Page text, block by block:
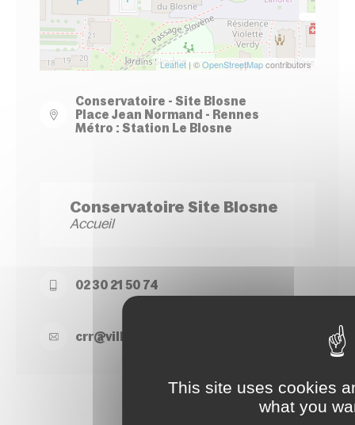
Leaflet | ©OpenStreetMapcontributors
Conservatoire - Site Blosne
Place Jean Normand - Rennes
Métro : Station Le Blosne
Conservatoire Site Blosne
Accueil
02 30 21 50 74
crr@ville-
This site uses cookies
what you